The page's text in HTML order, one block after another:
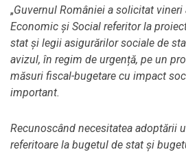
„Guvernul României a solicitat
Economic și Social referitor la
stat și legii asigurărilor sociale de
avizul, în regim de urgență, pe un
măsuri fiscal-bugetare cu impact
important.
Recunoscând necesitatea adoptării
referitoare la bugetul de stat și